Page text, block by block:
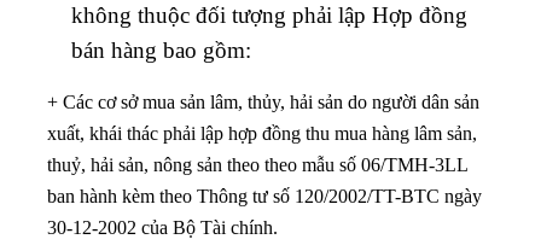
không thuộc đối tượng phải lập Hợp đồng
bán hàng bao gồm:
+ Các cơ sở mua sản lâm, thủy, hải sản do người dân sản
xuất, khái thác phải lập hợp đồng thu mua hàng lâm sản,
thuỷ, hải sản, nông sản theo theo mẫu số 06/TMH-3LL
ban hành kèm theo Thông tư số 120/2002/TT-BTC ngày
30-12-2002 của Bộ Tài chính.